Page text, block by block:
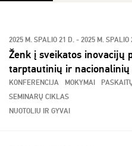
2025 M. SPALIO 21 D. - 2025 M. SPALIO
Ženk į sveikatos inovacijų
tarptautinių ir nacionalinių
KONFERENCIJA MOKYMAI
SEMINARŲ CIKLAS
NUOTOLIU IR GYVAI